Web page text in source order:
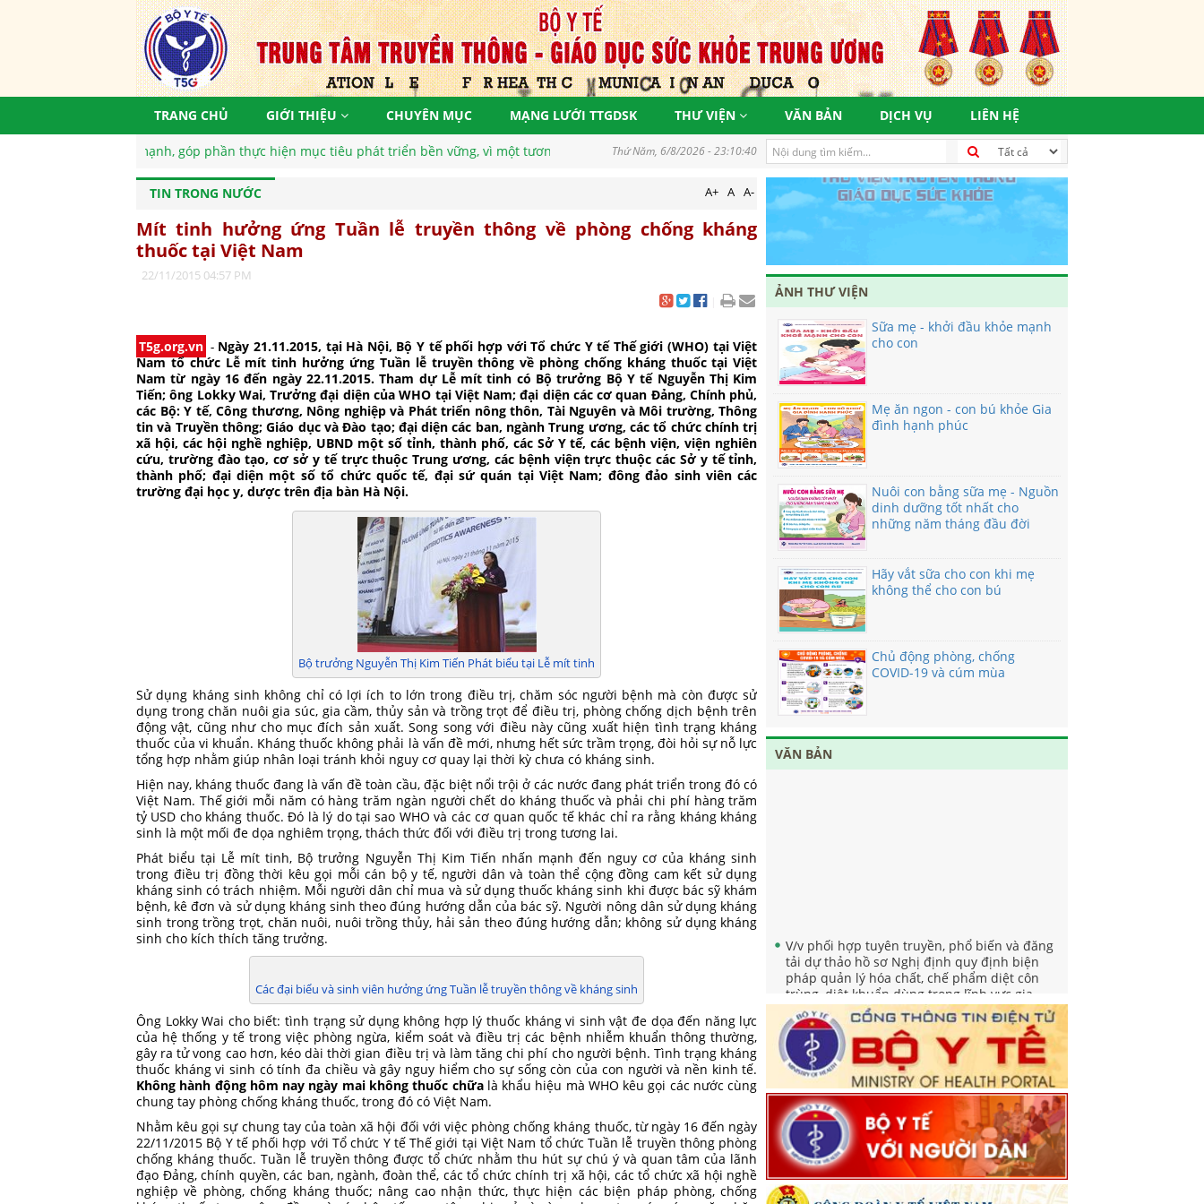
TRANG CHỦ GIỚI THIỆU CHUYÊN MỤC MẠNG LƯỚI TTGDSK THƯ VIỆN VĂN BẢN DỊCH VỤ LIÊN HỆ
Nam khoẻ mạnh, góp phần thực hiện mục tiêu phát triển bền vững, vì một tương lai tươi sáng Thứ Năm, 6/8/2026 - 23:10:40
TIN TRONG NƯỚC A+ A A-
Mít tinh hưởng ứng Tuần lễ truyền thông về phòng chống kháng
thuốc tại Việt Nam
22/11/2015 04:57 PM
T5g.org.vn - Ngày 21.11.2015, tại Hà Nội, Bộ Y tế phối hợp với Tổ chức Y tế Thế giới (WHO) tại Việt
Nam tổ chức Lễ mít tinh hưởng ứng Tuần lễ truyền thông về phòng chống kháng thuốc tại Việt
Nam từ ngày 16 đến ngày 22.11.2015. Tham dự Lễ mít tinh có Bộ trưởng Bộ Y tế Nguyễn Thị Kim
Tiến; ông Lokky Wai, Trưởng đại diện của WHO tại Việt Nam; đại diện các cơ quan Đảng, Chính phủ,
các Bộ: Y tế, Công thương, Nông nghiệp và Phát triển nông thôn, Tài Nguyên và Môi trường, Thông
tin và Truyền thông; Giáo dục và Đào tạo; đại diện các ban, ngành Trung ương, các tổ chức chính trị
xã hội, các hội nghề nghiệp, UBND một số tỉnh, thành phố, các Sở Y tế, các bệnh viện, viện nghiên
cứu, trường đào tạo, cơ sở y tế trực thuộc Trung ương, các bệnh viện trực thuộc các Sở y tế tỉnh,
thành phố; đại diện một số tổ chức quốc tế, đại sứ quán tại Việt Nam; đông đảo sinh viên các
trường đại học y, dược trên địa bàn Hà Nội.
Bộ trưởng Nguyễn Thị Kim Tiến Phát biểu tại Lễ mít tinh
Sử dụng kháng sinh không chỉ có lợi ích to lớn trong điều trị, chăm sóc người bệnh mà còn được sử
dụng trong chăn nuôi gia súc, gia cầm, thủy sản và trồng trọt để điều trị, phòng chống dịch bệnh trên
động vật, cũng như cho mục đích sản xuất. Song song với điều này cũng xuất hiện tình trạng kháng
thuốc của vi khuẩn. Kháng thuốc không phải là vấn đề mới, nhưng hết sức trầm trọng, đòi hỏi sự nỗ lực
tổng hợp nhằm giúp nhân loại tránh khỏi nguy cơ quay lại thời kỳ chưa có kháng sinh.
Hiện nay, kháng thuốc đang là vấn đề toàn cầu, đặc biệt nổi trội ở các nước đang phát triển trong đó có
Việt Nam. Thế giới mỗi năm có hàng trăm ngàn người chết do kháng thuốc và phải chi phí hàng trăm
tỷ USD cho kháng thuốc. Đó là lý do tại sao WHO và các cơ quan quốc tế khác chỉ ra rằng kháng kháng
sinh là một mối đe dọa nghiêm trọng, thách thức đối với điều trị trong tương lai.
Phát biểu tại Lễ mít tinh, Bộ trưởng Nguyễn Thị Kim Tiến nhấn mạnh đến nguy cơ của kháng sinh
trong điều trị đồng thời kêu gọi mỗi cán bộ y tế, người dân và toàn thể cộng đồng cam kết sử dụng
kháng sinh có trách nhiệm. Mỗi người dân chỉ mua và sử dụng thuốc kháng sinh khi được bác sỹ khám
bệnh, kê đơn và sử dụng kháng sinh theo đúng hướng dẫn của bác sỹ. Người nông dân sử dụng kháng
sinh trong trồng trọt, chăn nuôi, nuôi trồng thủy, hải sản theo đúng hướng dẫn; không sử dụng kháng
sinh cho kích thích tăng trưởng.
Các đại biểu và sinh viên hưởng ứng Tuần lễ truyền thông về kháng sinh
Ông Lokky Wai cho biết: tình trạng sử dụng không hợp lý thuốc kháng vi sinh vật đe dọa đến năng lực
của hệ thống y tế trong việc phòng ngừa, kiểm soát và điều trị các bệnh nhiễm khuẩn thông thường,
gây ra tử vong cao hơn, kéo dài thời gian điều trị và làm tăng chi phí cho người bệnh. Tình trạng kháng
thuốc kháng vi sinh có tính đa chiều và gây nguy hiểm cho sự sống còn của con người và nền kinh tế.
Không hành động hôm nay ngày mai không thuốc chữalà khẩu hiệu mà WHO kêu gọi các nước cùng
chung tay phòng chống kháng thuốc, trong đó có Việt Nam.
Nhằm kêu gọi sự chung tay của toàn xã hội đối với việc phòng chống kháng thuốc, từ ngày 16 đến ngày
22/11/2015 Bộ Y tế phối hợp với Tổ chức Y tế Thế giới tại Việt Nam tổ chức Tuần lễ truyền thông phòng
chống kháng thuốc. Tuần lễ truyền thông được tổ chức nhằm thu hút sự chú ý và quan tâm của lãnh
đạo Đảng, chính quyền, các ban, ngành, đoàn thể, các tổ chức chính trị xã hội, các tổ chức xã hội nghề
nghiệp về phòng, chống kháng thuốc; nâng cao nhận thức, thực hiện các biện pháp phòng, chống
ẢNH THƯ VIỆN
Sữa mẹ - khởi đầu khỏe mạnh
cho con
Mẹ ăn ngon - con bú khỏe Gia
đình hạnh phúc
Nuôi con bằng sữa mẹ - Nguồn
dinh dưỡng tốt nhất cho
những năm tháng đầu đời
Hãy vắt sữa cho con khi mẹ
không thể cho con bú
Chủ động phòng, chống
COVID-19 và cúm mùa
VĂN BẢN
V/v phối hợp tuyên truyền, phổ biến và đăng
tải dự thảo hồ sơ Nghị định quy định biện
pháp quản lý hóa chất, chế phẩm diệt côn
trùng, diệt khuẩn dùng trong lĩnh vực gia
dụng và y tế
Quyết định ban hành Thể lệ cuộc thi Sản
phẩm phát thanh, truyền hình về gương sáng
trong công tác phòng bệnh năm 2026
Triển khai Tuần lễ thế giới nuôi con bằng sữa
mẹ năm 2026
Về việc triển khai hoạt động hưởng ứng "Ngày
thế giới phòng, chống mua bán người" và
"Ngày toàn dân phòng, chống mua bán người"
năm 2026